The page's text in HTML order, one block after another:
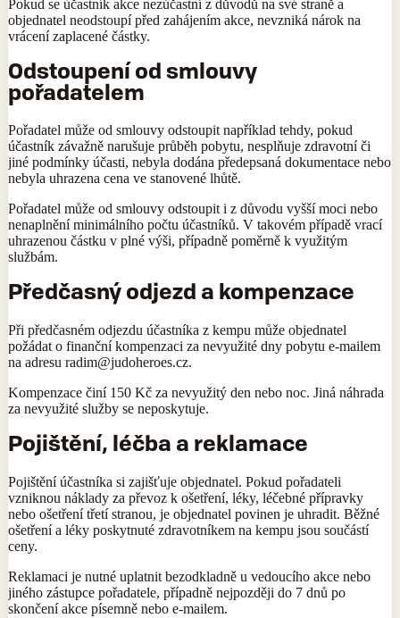
Pokud se účastník akce nezúčastní z důvodů na své straně a
objednatel neodstoupí před zahájením akce, nevzniká nárok na
vrácení zaplacené částky.
Odstoupení od smlouvy
pořadatelem
Pořadatel může od smlouvy odstoupit například tehdy, pokud
účastník závažně narušuje průběh pobytu, nesplňuje zdravotní či
jiné podmínky účasti, nebyla dodána předepsaná dokumentace nebo
nebyla uhrazena cena ve stanovené lhůtě.
Pořadatel může od smlouvy odstoupit i z důvodu vyšší moci nebo
nenaplnění minimálního počtu účastníků. V takovém případě vrací
uhrazenou částku v plné výši, případně poměrně k využitým
službám.
Předčasný odjezd a kompenzace
Při předčasném odjezdu účastníka z kempu může objednatel
požádat o finanční kompenzaci za nevyužité dny pobytu e-mailem
na adresu radim@judoheroes.cz.
Kompenzace činí 150 Kč za nevyužitý den nebo noc. Jiná náhrada
za nevyužité služby se neposkytuje.
Pojištění, léčba a reklamace
Pojištění účastníka si zajišťuje objednatel. Pokud pořadateli
vzniknou náklady za převoz k ošetření, léky, léčebné přípravky
nebo ošetření třetí stranou, je objednatel povinen je uhradit. Běžné
ošetření a léky poskytnuté zdravotníkem na kempu jsou součástí
ceny.
Reklamaci je nutné uplatnit bezodkladně u vedoucího akce nebo
jiného zástupce pořadatele, případně nejpozději do 7 dnů po
skončení akce písemně nebo e-mailem.